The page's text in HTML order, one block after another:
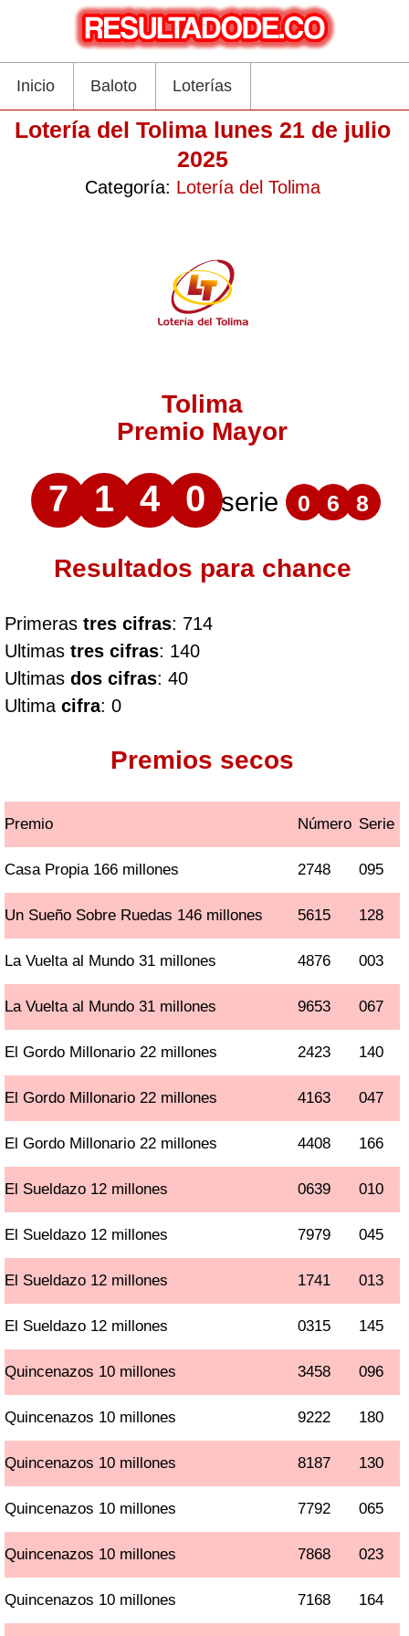
Inicio Baloto Loterías
Lotería del Tolima lunes 21 de julio
2025
Categoría: Lotería del Tolima
Tolima
Premio Mayor
7 1 4 0 serie 0 6 8
Resultados para chance
Primeras tres cifras: 714
Ultimas tres cifras: 140
Ultimas dos cifras: 40
Ultima cifra: 0
Premios secos
Premio Número Serie
Casa Propia 166 millones 2748 095
Un Sueño Sobre Ruedas 146 millones 5615 128
La Vuelta al Mundo 31 millones 4876 003
La Vuelta al Mundo 31 millones 9653 067
El Gordo Millonario 22 millones 2423 140
El Gordo Millonario 22 millones 4163 047
El Gordo Millonario 22 millones 4408 166
El Sueldazo 12 millones 0639 010
El Sueldazo 12 millones 7979 045
El Sueldazo 12 millones 1741 013
El Sueldazo 12 millones 0315 145
Quincenazos 10 millones 3458 096
Quincenazos 10 millones 9222 180
Quincenazos 10 millones 8187 130
Quincenazos 10 millones 7792 065
Quincenazos 10 millones 7868 023
Quincenazos 10 millones 7168 164